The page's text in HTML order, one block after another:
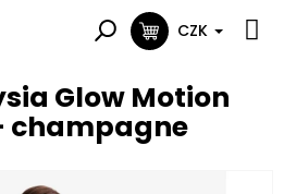
NÁKUPNÍ
CZK
Glow Motion
champagne